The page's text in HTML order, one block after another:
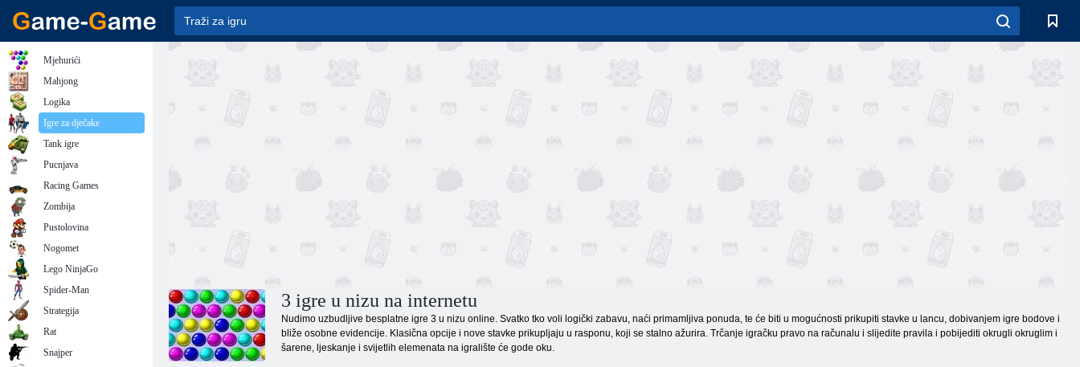
3 igre u nizu na internetu
Nudimo uzbudljive besplatne igre 3 u nizu online. Svatko tko voli logički zabavu, naći primamljiva ponuda, te će biti u mogućnosti prikupiti stavke u lancu, dobivanjem igre bodove i
bliže osobne evidencije. Klasična opcije i nove stavke prikupljaju u rasponu, koji se stalno ažurira. Trčanje igračku pravo na računalu i slijedite pravila i pobijediti okrugli okruglim i
šarene, ljeskanje i svijetlih elemenata na igralište će gode oku.
Mjehurići
Mahjong
Logika
Igre za dječake
Tank igre
Pucnjava
Racing Games
Zombija
Pustolovina
Nogomet
Lego NinjaGo
Spider-Man
Strategija
Rat
Snajper